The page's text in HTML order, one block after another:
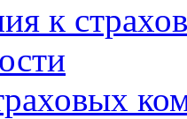
к